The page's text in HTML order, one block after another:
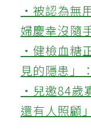
‧被認為無
婦慶幸沒隨
‧健檢血糖
見的隱患」
‧兒邀84歲
還有人照顧